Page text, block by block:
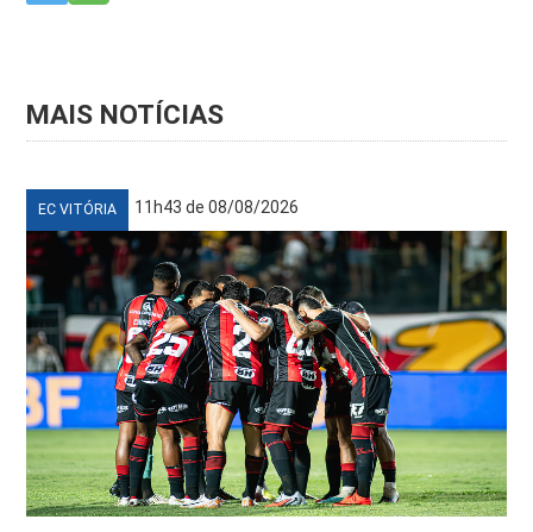
MAIS NOTÍCIAS
EC VITÓRIA 11h43 de 08/08/2026